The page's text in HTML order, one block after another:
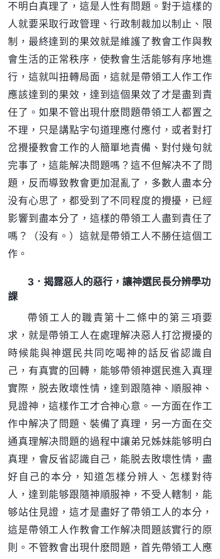
不明白真理了，這是人性有問題。對于這樣的
人就要采取行政管理、行政制裁加以制止、限
制，最終達到的果效就是維護了教會工作與教
會生活的正常秩序，使教會生活能够有序地進
行，這就叫扭轉局面，這就是帶領工人作工作
應該達到的果效，達到這個果效了才是盡到責
任了。如果不管出現什麽問題帶領工人都置之
不理，只是講點字句道理應付應付，或者對打
岔攪擾教會工作的人簡單地責備、對付幾句就
完事了，這能解决問題嗎？這不但解决不了問
題，反而導致教會更加混亂了，多數人盡本分
没有心思了，都受到了不同程度的攪擾，已經
影響到盡本分了，這樣的帶領工人盡到責任了
嗎？（没有。）這就是帶領工人不勝任這個工
作。
3．揭露惡人的惡行，讓神選民長分辨學功
課
帶領工人的職責第十二條中的第三項要
求，就是帶領工人在處理解决惡人打岔攪擾的
時候能與神選民共同吃喝神的話反省認識自
己，有真實的回轉，能够帶領神選民進入真理
實際，脱去敗壞性情，達到跟隨神、順服神、
見證神，這樣作工才合神心意。一方面在作工
作中解决了問題、裝備了真理，另一方面在交
通真理解决問題的過程中讓弟兄姊妹能够明白
真理，會反省認識自己，能脱去敗壞性情，盡
好自己的本分，知道怎樣分辨人、怎樣對待
人，達到能够跟隨神順服神，不受人轄制，能
够站住見證，這才是盡好了帶領工人的本分，
這是帶領工人作教會工作解决問題該實行的原
則。不管教會出現什麽問題，首先帶領工人應